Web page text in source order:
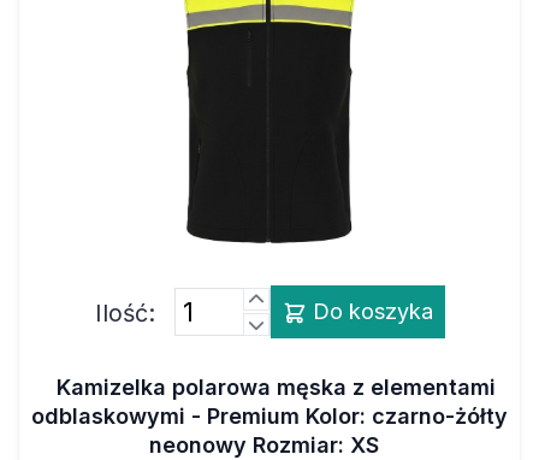
Ilość: Do koszyka
Kamizelka polarowa męska z elementami
odblaskowymi - Premium Kolor: czarno-żółty
neonowy Rozmiar: XS